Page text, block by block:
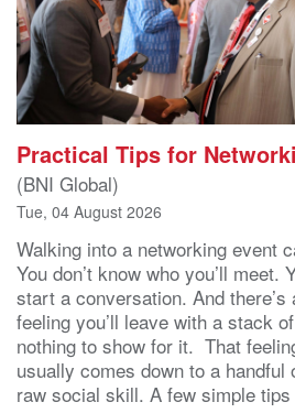
Practical Tips for
(BNI Global)
Tue, 04 August 2026
Walking into a networking event
You don’t know who you’ll meet.
start a conversation. And
feeling you’ll leave with a stack
nothing to show for it. That
usually comes down to a
raw social skill. A few simple